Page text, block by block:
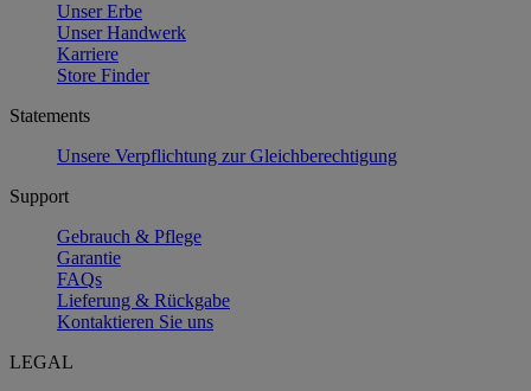
Unser Erbe
Unser Handwerk
Karriere
Store Finder
Statements
Unsere Verpflichtung zur Gleichberechtigung
Support
Gebrauch & Pflege
Garantie
FAQs
Lieferung & Rückgabe
Kontaktieren Sie uns
LEGAL